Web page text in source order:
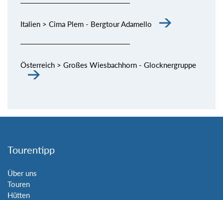
Italien > Cima Plem - Bergtour Adamello
Österreich > Großes Wiesbachhorn - Glocknergruppe
Tourentipp
Über uns
Touren
Hütten